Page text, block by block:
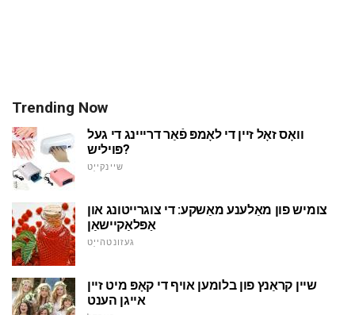
Trending Now
וואָס זאָל זיין די לאָמפּ פֿאַר דרייינג די געל
פּויליש?
שיינקייַט
צומיש פון מאַלענע מאַשקע: די צוגרייטונג און
אַפּלאַקיישאַן
געזונטהייַט
שיין קראַנץ פון בלומען אויף די קאָפּ מיט זיין
אייגן הענט